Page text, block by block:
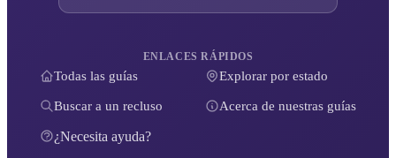
ENLACES RÁPIDOS
Todas las guías Explorar por estado
Buscar a un recluso Acerca de nuestras guías
¿Necesita ayuda?